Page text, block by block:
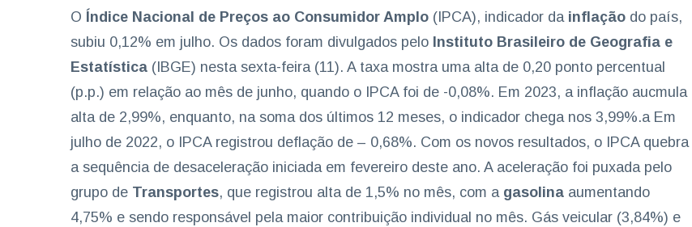
O Índice Nacional de Preços ao Consumidor Amplo (IPCA), indicador da inflação do país,
subiu 0,12% em julho. Os dados foram divulgados pelo Instituto Brasileiro de Geografia e
Estatística (IBGE) nesta sexta-feira (11). A taxa mostra uma alta de 0,20 ponto percentual
(p.p.) em relação ao mês de junho, quando o IPCA foi de -0,08%. Em 2023, a inflação aucmula
alta de 2,99%, enquanto, na soma dos últimos 12 meses, o indicador chega nos 3,99%.a Em
julho de 2022, o IPCA registrou deflação de – 0,68%. Com os novos resultados, o IPCA quebra
a sequência de desaceleração iniciada em fevereiro deste ano. A aceleração foi puxada pelo
grupo de Transportes, que registrou alta de 1,5% no mês, com a gasolina aumentando
4,75% e sendo responsável pela maior contribuição individual no mês. Gás veicular (3,84%) e